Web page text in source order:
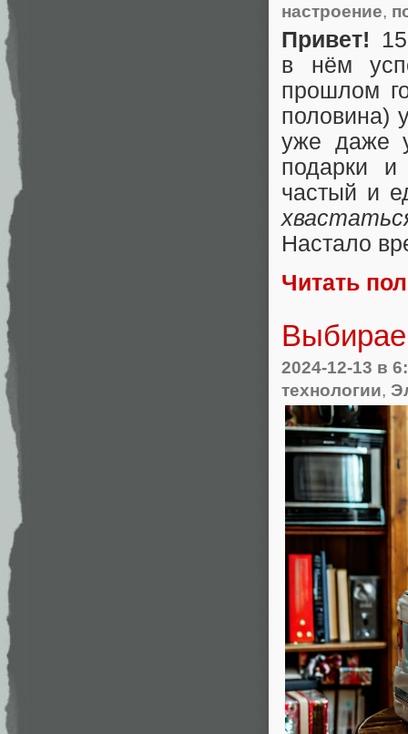
настроение,
Привет!
в нём
прошлом
половина)
уже даже
подарки
частый и
Настало
Читать
2024-12-13 в
технологии,